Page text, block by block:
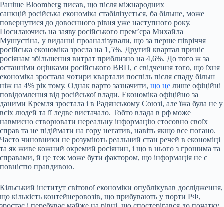
Раніше Bloomberg писав, що після міжнародних
санкцій російська економіка стабілізується, ба більше, може
повернутися до довоєнного рівня уже наступного року.
Посилаючись на заяву російського прем’єра Михайла
Мушустіна, у виданні проаналізували, що за перше півріччя
російська економіка зросла на 1,5%. Другий квартал приніс
росіянам збільшення витрат приблизно на 4,6%. До того ж за
останніми оцінками російського ВВП, є свідчення того, що їхня
економіка зростала чотири квартали поспіль після спаду більш
ніж на 4% рік тому. Однак варто зазначити, що це лише офіційні
повідомлення від російської влади. Економіка офіційно за
даними Кремля зростала і в Радянському Союзі, але їжа була не у
всіх людей та її ледве вистачало. Тобто влада в рф може
навмисно створювати нереальну інформацію стосовно своїх
справ та не підіймати на гору негатив, навіть якщо все погано.
Часто чиновники не розуміють реальний стан речей в економіці
та як живе кожний окремий росіянин, і що в нього з грошима та
справами, й це теж може бути фактором, що інформація не є
повністю правдивою.
Кільський інститут світової економіки опублікував дослідження,
що кількість контейнеровозів, що прибувають у порти РФ,